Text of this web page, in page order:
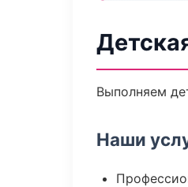
Выполняем
Наши